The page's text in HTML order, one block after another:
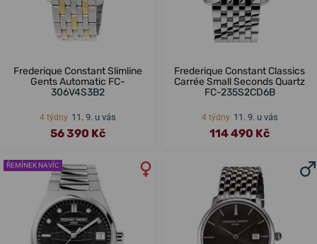
Frederique Constant Slimline
Gents Automatic FC-
306V4S3B2
4 týdny 11. 9. u vás
56 390 Kč
Frederique Constant Classics
Carrée Small Seconds Quartz
FC-235S2CD6B
4 týdny 11. 9. u vás
114 490 Kč
ŘEMÍNEK NAVÍC